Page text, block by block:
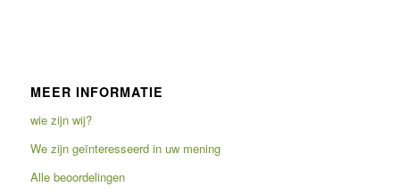
MEER INFORMATIE
wie zijn wij?
We zijn geïnteresseerd in uw mening
Alle beoordelingen